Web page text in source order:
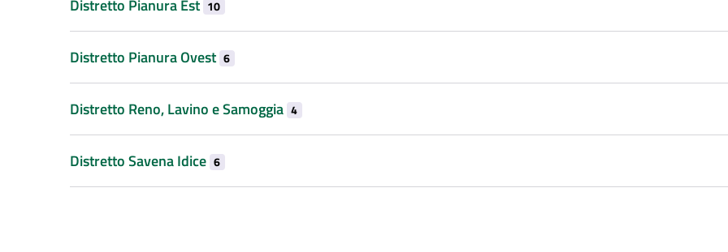
Distretto Pianura Est 10
Distretto Pianura Ovest 6
Distretto Reno, Lavino e Samoggia 4
Distretto Savena Idice 6